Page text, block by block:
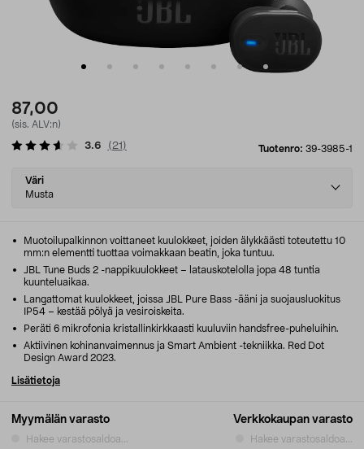
87,00
(sis. ALV:n)
Tuotenro: 39-3985-1
3.6 ( 21 )
Select
variant
Väri
Musta
Myymälän varasto
Hakee varastosaldoa...
Verkkokaupan varasto
Hakee varastosaldoa...
Muotoilupalkinnon voittaneet kuulokkeet, joiden älykkäästi toteutettu 10
mm:n elementti tuottaa voimakkaan beatin, joka tuntuu.
JBL Tune Buds 2 -nappikuulokkeet – latauskotelolla jopa 48 tuntia
kuunteluaikaa.
Langattomat kuulokkeet, joissa JBL Pure Bass -ääni ja suojausluokitus
IP54 – kestää pölyä ja vesiroiskeita.
Peräti 6 mikrofonia kristallinkirkkaasti kuuluviin handsfree-puheluihin.
Aktiivinen kohinanvaimennus ja Smart Ambient -tekniikka. Red Dot
Design Award 2023.
Lisätietoja